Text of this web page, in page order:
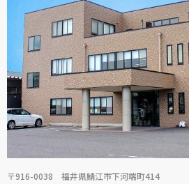
〒916-0038 福井県鯖江市下河端町414